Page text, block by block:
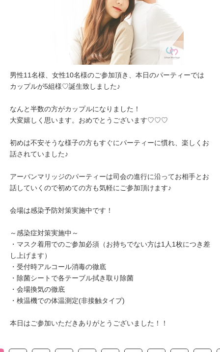
男性11名様、女性10名様のご参加頂き、本日のパーティーでは
カップルが5組様♡誕生致しました♪
なんと半数の方がカップルになりました！
大変嬉しく思います。おめでとうございます♡♡♡
初めは不安そうな様子の方もすぐにパーティーに慣れ、楽しくお
話されていました♪
アーバンマリッジのパーティーは司会の進行に沿ってお相手とお
話していくので初めての方も気軽にご参加頂けます♪
会場は感染予防対策実施中です！
～感染症対策実施中～
・マスク着用でのご参加必須（お持ちでない方は1人1枚につき差
し上げます）
・受付時アルコール消毒の徹底
・除菌シートで各テーブル拭き取り除菌
・会場換気の徹底
・検温機での体温測定(非接触タイプ)
本日はご参加いただきありがとうございました！！